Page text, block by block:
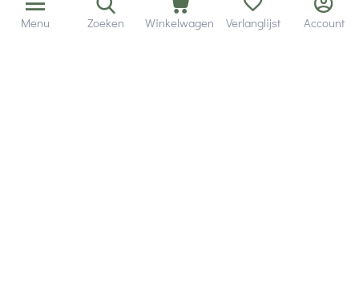
Menu Zoeken Winkelwagen Verlanglijst Account